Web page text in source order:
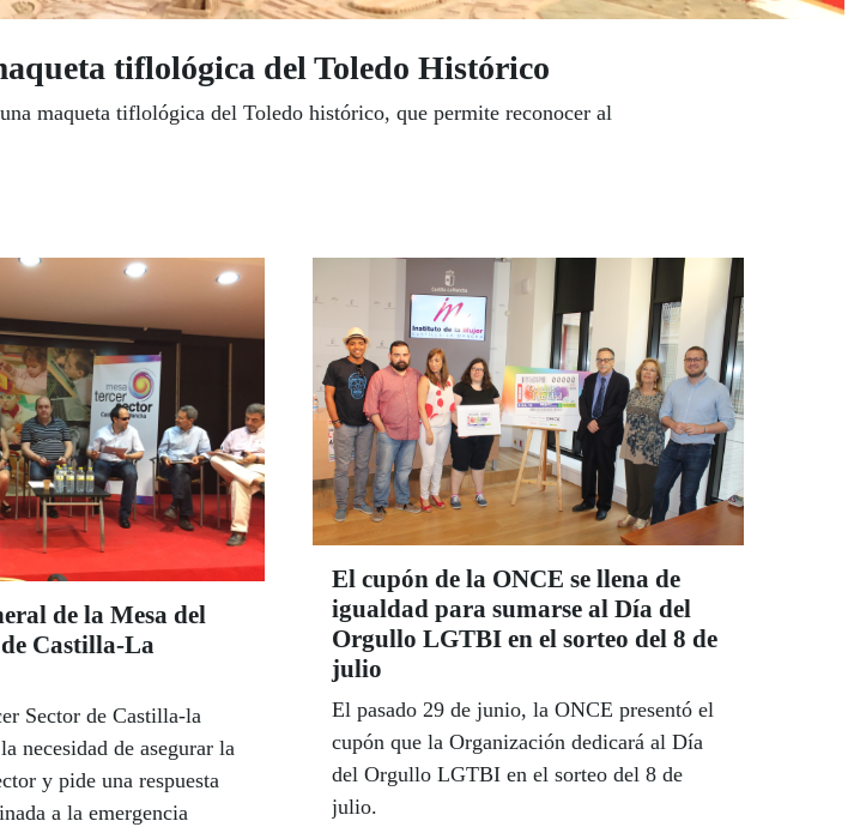
tiflológica del Toledo Histórico
maqueta tiflológica del Toledo histórico, que permite reconocer al
de la Mesa del
Castilla-La
Sector de Castilla-la
necesidad de asegurar la
y pide una respuesta
a la emergencia
El cupón de la ONCE se llena de
igualdad para sumarse al Día del
Orgullo LGTBI en el sorteo del 8 de
julio
El pasado 29 de junio, la ONCE presentó el
cupón que la Organización dedicará al Día
del Orgullo LGTBI en el sorteo del 8 de
julio.